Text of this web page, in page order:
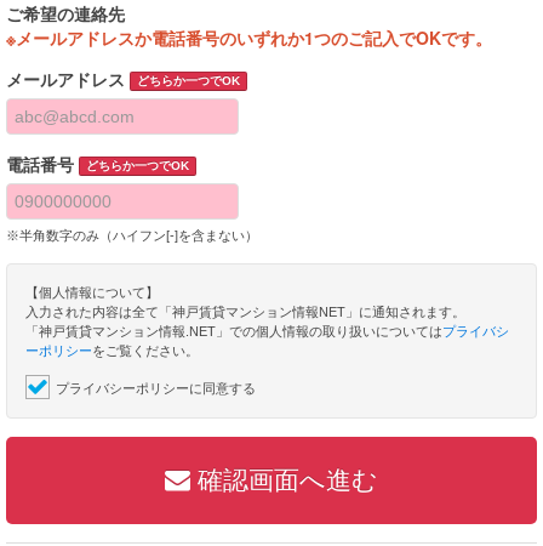
ご希望の連絡先
※メールアドレスか電話番号のいずれか1つのご記入でOKです。
メールアドレス どちらか一つでOK
電話番号 どちらか一つでOK
※半角数字のみ（ハイフン[-]を含まない）
【個人情報について】
入力された内容は全て「神戸賃貸マンション情報NET」に通知されます。
「神戸賃貸マンション情報.NET」での個人情報の取り扱いについてはプライバシ
ーポリシーをご覧ください。
プライバシーポリシーに同意する
確認画面へ進む